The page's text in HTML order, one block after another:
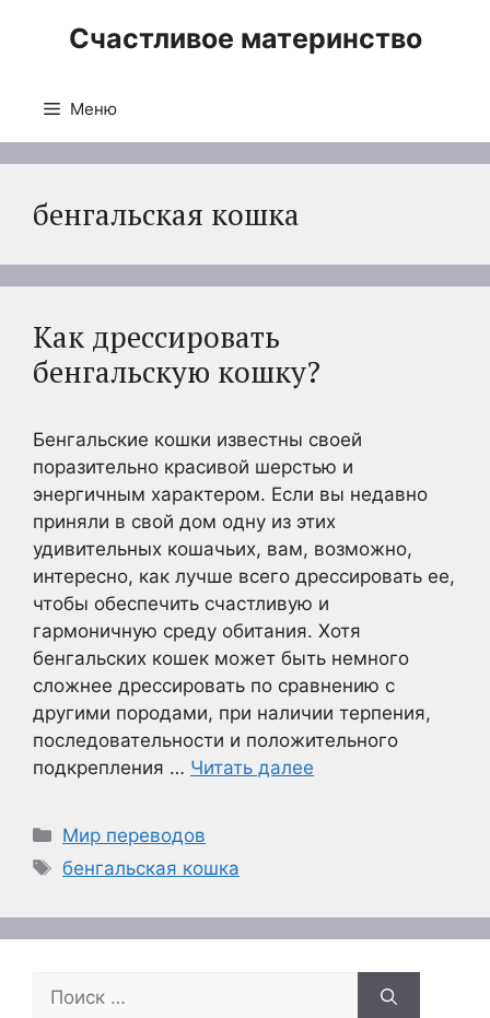
Счастливое материнство
Меню
бенгальская кошка
Как дрессировать
бенгальскую кошку?
Бенгальские кошки известны своей
поразительно красивой шерстью и
энергичным характером. Если вы недавно
приняли в свой дом одну из этих
удивительных кошачьих, вам, возможно,
интересно, как лучше всего дрессировать ее,
чтобы обеспечить счастливую и
гармоничную среду обитания. Хотя
бенгальских кошек может быть немного
сложнее дрессировать по сравнению с
другими породами, при наличии терпения,
последовательности и положительного
подкрепления … Читать далее
Рубрики
Мир переводов
Метки
бенгальская кошка
Поиск: